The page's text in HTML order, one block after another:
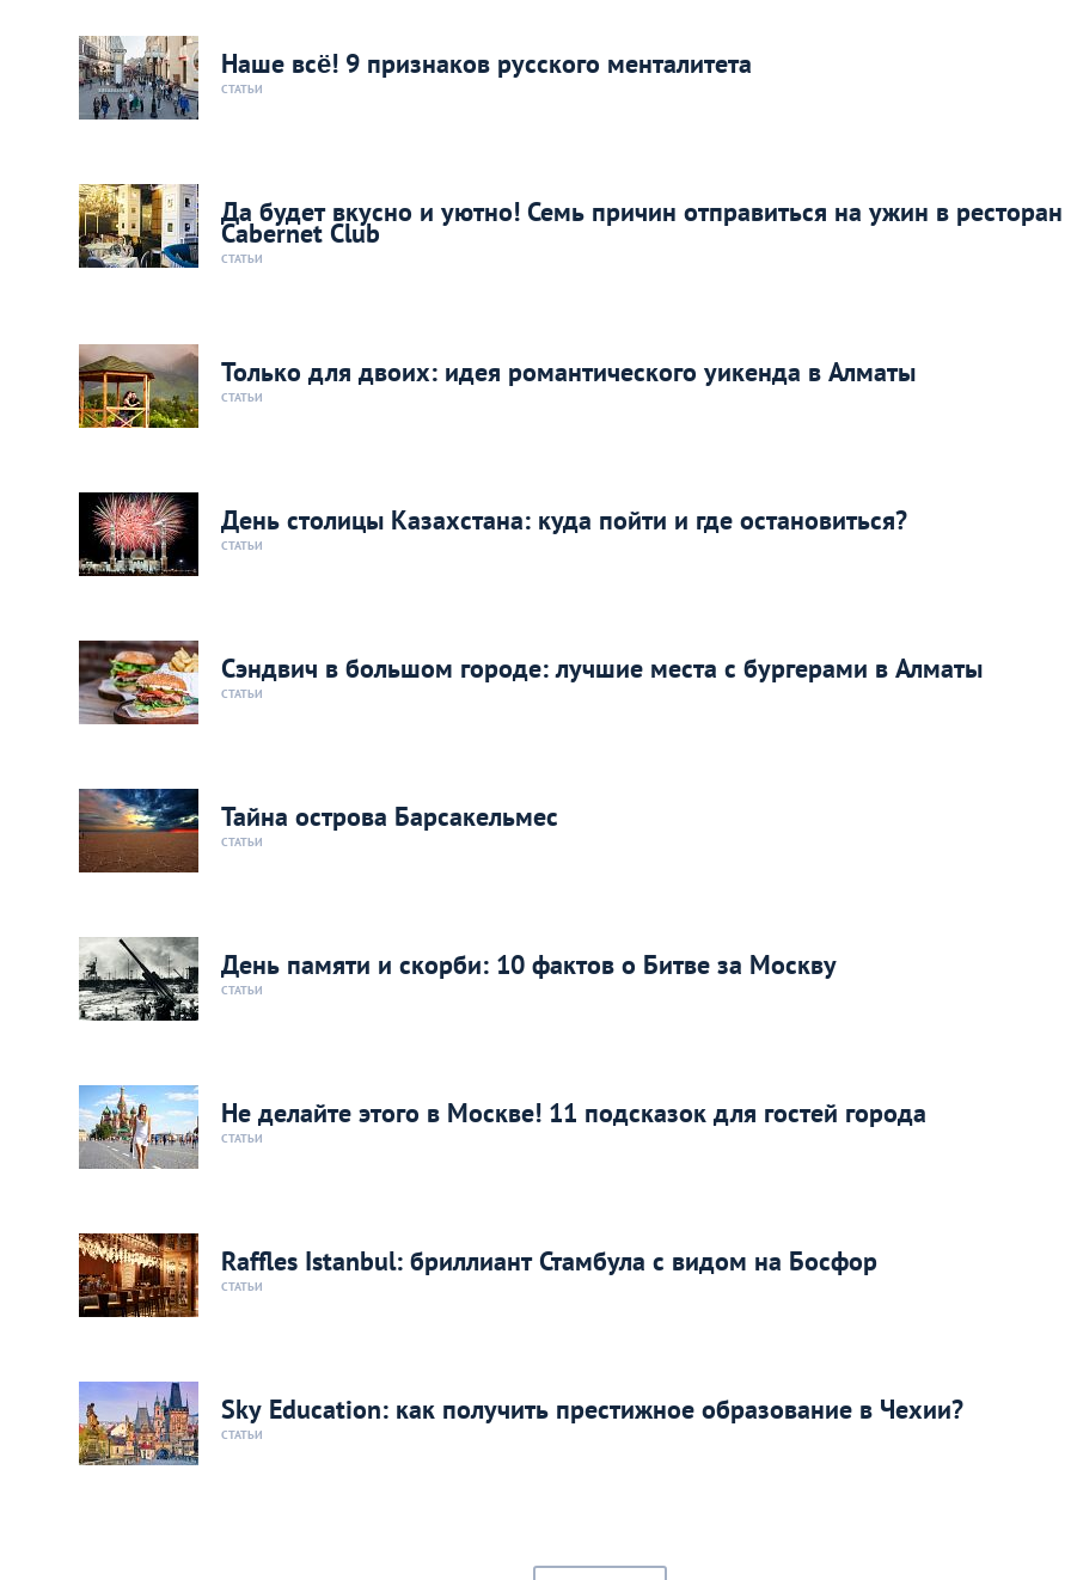
Наше всё! 9 признаков русского менталитета
СТАТЬИ
Да будет вкусно и уютно! Семь причин отправиться на ужин в ресторан
Cabernet Club
СТАТЬИ
Только для двоих: идея романтического уикенда в Алматы
СТАТЬИ
День столицы Казахстана: куда пойти и где остановиться?
СТАТЬИ
Сэндвич в большом городе: лучшие места с бургерами в Алматы
СТАТЬИ
Тайна острова Барсакельмес
СТАТЬИ
День памяти и скорби: 10 фактов о Битве за Москву
СТАТЬИ
Не делайте этого в Москве! 11 подсказок для гостей города
СТАТЬИ
Raffles Istanbul: бриллиант Стамбула с видом на Босфор
СТАТЬИ
Sky Education: как получить престижное образование в Чехии?
СТАТЬИ